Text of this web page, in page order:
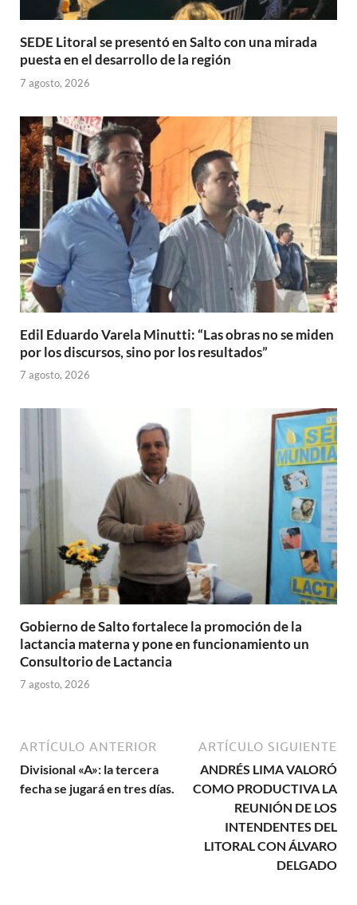
SEDE Litoral se presentó en Salto con una mirada
puesta en el desarrollo de la región
7 agosto, 2026
Edil Eduardo Varela Minutti: “Las obras no se miden
por los discursos, sino por los resultados”
7 agosto, 2026
Gobierno de Salto fortalece la promoción de la
lactancia materna y pone en funcionamiento un
Consultorio de Lactancia
7 agosto, 2026
ARTÍCULO ANTERIOR
Divisional «A»: la tercera
fecha se jugará en tres días.
ARTÍCULO SIGUIENTE
ANDRÉS LIMA VALORÓ
COMO PRODUCTIVA LA
REUNIÓN DE LOS
INTENDENTES DEL
LITORAL CON ÁLVARO
DELGADO